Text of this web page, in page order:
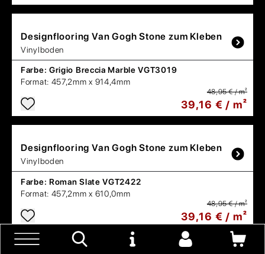
Designflooring Van Gogh Stone zum Kleben
Vinylboden
Farbe: Grigio Breccia Marble VGT3019
Format: 457,2mm x 914,4mm
48,95 € / m²
39,16 € / m²
Designflooring Van Gogh Stone zum Kleben
Vinylboden
Farbe: Roman Slate VGT2422
Format: 457,2mm x 610,0mm
48,95 € / m²
39,16 € / m²